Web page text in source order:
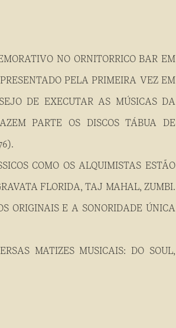
NO ORNITORRICO BAR EM
PELA PRIMEIRA VEZ EM
DE EXECUTAR AS MÚSICAS DA
PARTE OS DISCOS TÁBUA DE
COMO OS ALQUIMISTAS ESTÃO
FLORIDA, TAJ MAHAL, ZUMBI.
ORIGINAIS E A SONORIDADE ÚNICA
MATIZES MUSICAIS: DO SOUL,